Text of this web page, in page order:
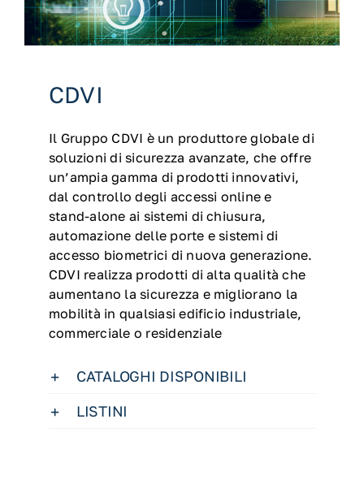
Contatti
Supporto tecnico
CDVI
Il Gruppo CDVI è un produttore globale di
soluzioni di sicurezza avanzate, che offre
un’ampia gamma di prodotti innovativi,
dal controllo degli accessi online e
stand-alone ai sistemi di chiusura,
automazione delle porte e sistemi di
accesso biometrici di nuova generazione.
CDVI realizza prodotti di alta qualità che
aumentano la sicurezza e migliorano la
mobilità in qualsiasi edificio industriale,
commerciale o residenziale
CATALOGHI DISPONIBILI
LISTINI